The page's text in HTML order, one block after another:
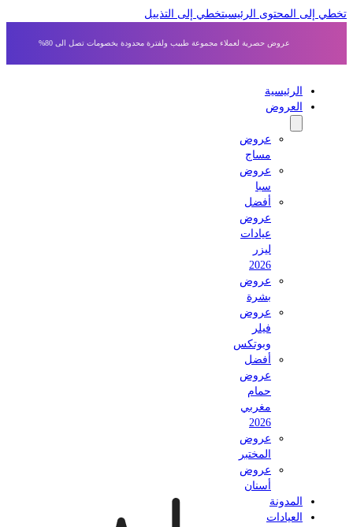
إلى المحتوى الرئيسي تخطي إلى التذييل
عروض حصرية لعملاء مجموعة طبيب ولفترة محدودة بخصومات تصل الى 80%
الرئيسية
العروض
عروض
مساج
عروض
أفضل
عروض
عيادات
عروض
بشرة
عروض
وبوتكس
أفضل
عروض
حمام
مغربي
عروض
المختبر
عروض
أسنان
المدونة
العيادات